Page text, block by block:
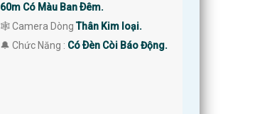
60m Có Màu Ban Ðêm.
🕸️ Camera DòngThân Kim loại.
️🔔 Chức Năng : Có Ðèn Còi Báo Động.